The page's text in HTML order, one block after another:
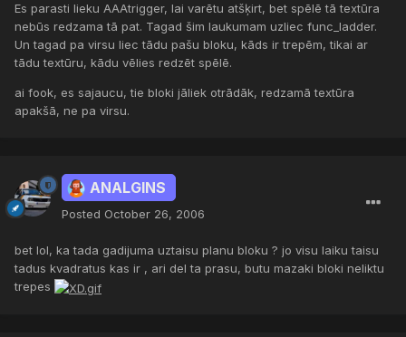
Es parasti lieku AAAtrigger, lai varētu atšķirt, bet spēlē tā textūra
nebūs redzama tā pat. Tagad šim laukumam uzliec func_ladder.
Un tagad pa virsu liec tādu pašu bloku, kāds ir trepēm, tikai ar
tādu textūru, kādu vēlies redzēt spēlē.
ai fook, es sajaucu, tie bloki jāliek otrādāk, redzamā textūra
apakšā, ne pa virsu.
ANALGINS
Posted October 26, 2006
bet lol, ka tada gadijuma uztaisu planu bloku ? jo visu laiku taisu
tadus kvadratus kas ir , ari del ta prasu, butu mazaki bloki neliktu
trepes